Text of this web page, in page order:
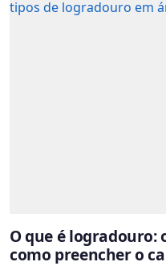
O que é logradouro:
como preencher o